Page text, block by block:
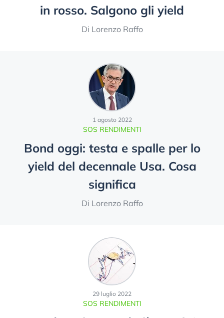
in rosso. Salgono gli yield
Di Lorenzo Raffo
SOS RENDIMENTI
1 agosto 2022
Bond oggi: testa e spalle per lo
yield del decennale Usa. Cosa
significa
Di Lorenzo Raffo
SOS RENDIMENTI
29 luglio 2022